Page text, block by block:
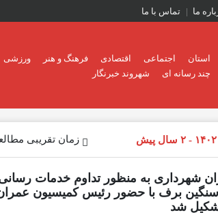
ما تماس با ما
استان اجتماعی اقتصادی فرهنگ و هنر ورزشی
چند رسانه ای
شهروند خبرنگار
زمان تقریبی مطالعه: ۱
شهرداری به منظور تداوم خدمات
برف با حضور رئیس کمیسیون
شد